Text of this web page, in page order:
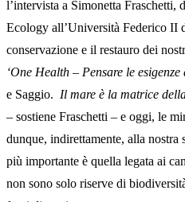
l’intervista a Simonetta Fraschetti,
Ecology all’Università Federico II
conservazione e il restauro dei
‘One Health – Pensare le esigenze
e Saggio. Il mare è la matrice
– sostiene Fraschetti – e oggi, le
dunque, indirettamente, alla nostra
più importante è quella legata ai
non sono solo riserve di